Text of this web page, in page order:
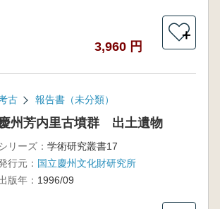
3,960 円
＋
古 報告書（未分類）
州芳内里古墳群 出土遺物
リーズ： 学術研究叢書17
行元： 国立慶州文化財研究所
版年： 1996/09